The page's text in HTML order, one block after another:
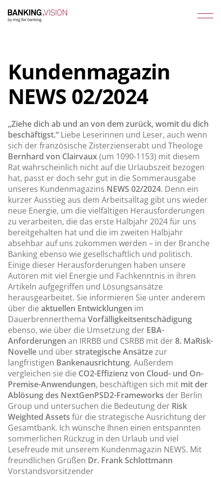
Kundenmagazin
NEWS 02/2024
„Ziehe dich ab und an von dem zurück, womit du dich
beschäftigst.“ Liebe Leserinnen und Leser, auch wenn
sich der französische Zisterzienserabt und Theologe
Bernhard von Clairvaux(um 1090-1153) mit diesem
Rat wahrscheinlich nicht auf die Urlaubszeit bezogen
hat, passt er doch sehr gut in die Sommerausgabe
unseres Kundenmagazins NEWS 02/2024. Denn ein
kurzer Ausstieg aus dem Arbeitsalltag gibt uns wieder
neue Energie, um die vielfäl­tigen Herausforderungen
zu verarbeiten, die das erste Halbjahr 2024 für uns
bereitgehalten hat und die im zweiten Halbjahr
absehbar auf uns zukommen werden – in der Branche
Banking ebenso wie gesellschaftlich und politisch.
Einige dieser Herausforderungen haben unsere
Autoren mit viel Energie und Fach­kenntnis in ihren
Artikeln aufgegriffen und Lösungsansätze
herausgearbeitet. Sie informieren Sie unter anderem
über die aktuellen Entwicklungen im
Dauerbrennerthema Vorfälligkeitsentschädigung
ebenso, wie über die Umsetzung der EBA-
Anforderungen an IRRBB und CSRBB mit der8. MaRisk-
Novelle und überstrategische Ansätzezur
langfristigen Bankenausrichtung. Außerdem
vergleichen sie die CO2-Effizienz von Cloud- und On-
Premise-Anwendungen, beschäftigen sich mit mit der
Ablösung des NextGenPSD2-Frameworks der Berlin
Group und untersuchen die Bedeutung der Risk
Weighted Assets für die strategische Aus­richtung der
Gesamtbank. Ich wünsche Ihnen einen entspannten
sommerlichen Rück­zug in den Urlaub und viel
Lesefreude mit unserem Kun­denmagazin NEWS. Mit
freundlichen Grüßen Dr. Frank Schlottmann
Vorstandsvorsitzender